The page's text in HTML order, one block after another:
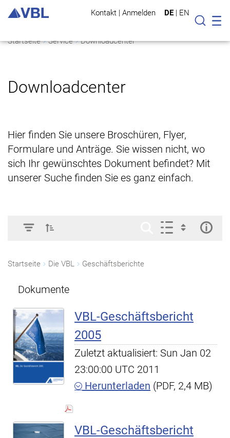
Kontakt | Anmelden DE | EN
Suche
Startseite Service Downloadcenter
Downloadcenter
Hier finden Sie unsere Broschüren, Flyer,
Formulare und Anträge. Sie wissen nicht, wo
sich Ihr gewünschtes Dokument befindet? Mit
unserer Suche finden Sie es ganz einfach.
Startseite Die VBL Geschäftsberichte
Dokumente
VBL-Geschäftsbericht
2005
Zuletzt aktualisiert: Sun Jan 02
23:00:00 UTC 2011
Herunterladen (PDF, 2,4 MB)
VBL-Geschäftsbericht